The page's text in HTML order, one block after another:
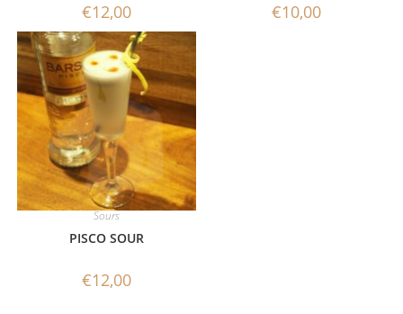
€12,00 €10,00
Sours
PISCO SOUR
€12,00